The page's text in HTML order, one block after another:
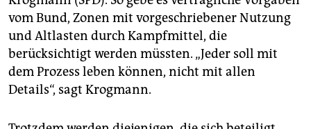
vom Bund, Zonen mit vorgeschriebener Nutzung
und Altlasten durch Kampfmittel, die
berücksichtigt werden müssten. „Jeder soll mit
dem Prozess leben können, nicht mit allen
Details“, sagt Krogmann.